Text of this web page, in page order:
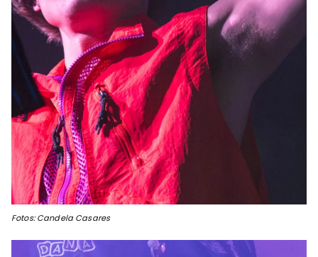
Fotos: Candela Casares